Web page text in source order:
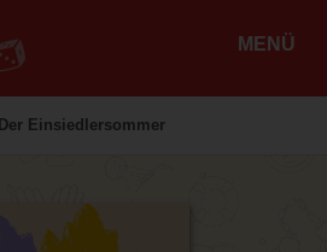
MENÜ
Der Einsiedlersommer